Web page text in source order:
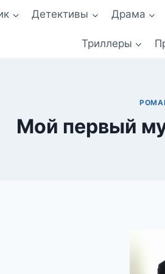
Детективы Драма
Триллеры
Мой первый